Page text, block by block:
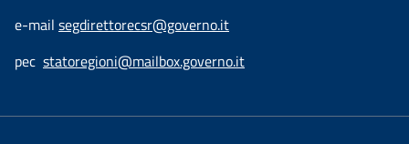
e-mail segdirettorecsr@governo.it
pec statoregioni@mailbox.governo.it